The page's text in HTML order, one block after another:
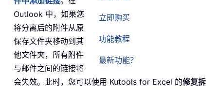
立即购买
功能教程
最新功能？
Outlook 中，如果您
将分离后的附件从原
保存文件夹移动到其
他文件夹，所有附件
与邮件之间的链接将
会失效。此时，您可以使用 Kutools for Excel 的修复拆